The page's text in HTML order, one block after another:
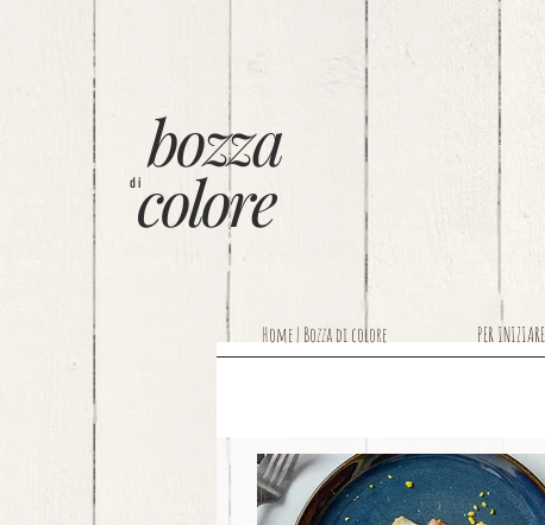
bozza
colore
di
Home | Bozza di colore PER INIZIARE